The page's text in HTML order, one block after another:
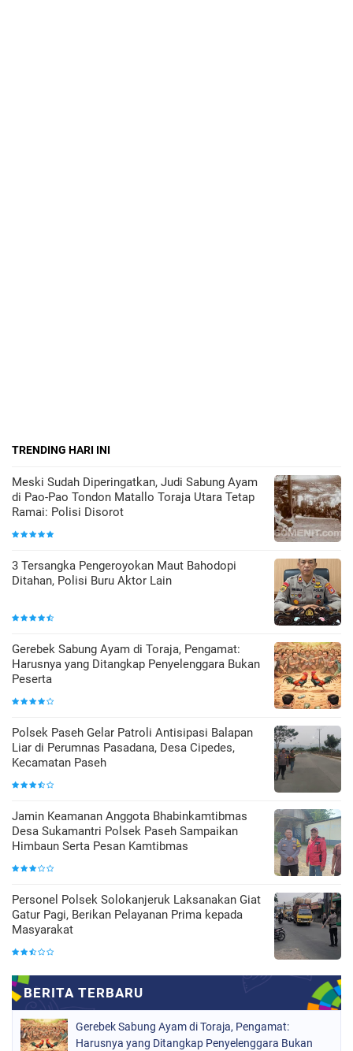
TRENDING HARI INI
Meski Sudah Diperingatkan, Judi Sabung Ayam
di Pao-Pao Tondon Matallo Toraja Utara Tetap
Ramai: Polisi Disorot
3 Tersangka Pengeroyokan Maut Bahodopi
Ditahan, Polisi Buru Aktor Lain
Gerebek Sabung Ayam di Toraja, Pengamat:
Harusnya yang Ditangkap Penyelenggara Bukan
Peserta
Polsek Paseh Gelar Patroli Antisipasi Balapan
Liar di Perumnas Pasadana, Desa Cipedes,
Kecamatan Paseh
Jamin Keamanan Anggota Bhabinkamtibmas
Desa Sukamantri Polsek Paseh Sampaikan
Himbaun Serta Pesan Kamtibmas
Personel Polsek Solokanjeruk Laksanakan Giat
Gatur Pagi, Berikan Pelayanan Prima kepada
Masyarakat
Gerebek Sabung Ayam di Toraja, Pengamat:
Harusnya yang Ditangkap Penyelenggara Bukan